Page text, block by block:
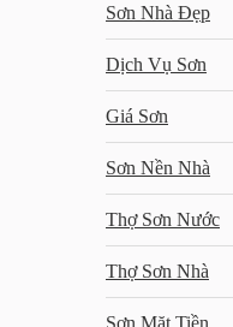
Sơn Nhà Đẹp
Dịch Vụ Sơn
Giá Sơn
Sơn Nền Nhà
Thợ Sơn Nước
Thợ Sơn Nhà
Sơn Mặt Tiền